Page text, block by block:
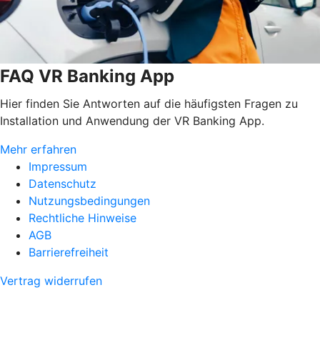
FAQ VR Banking App
Hier finden Sie Antworten auf die häufigsten Fragen zu
Installation und Anwendung der VR Banking App.
Mehr erfahren
Impressum
Datenschutz
Nutzungsbedingungen
Rechtliche Hinweise
AGB
Barrierefreiheit
Vertrag widerrufen